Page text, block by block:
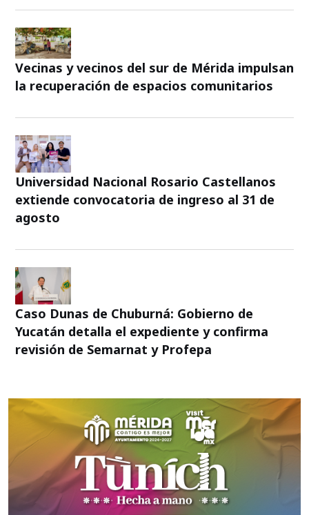
Vecinas y vecinos del sur de Mérida impulsan
la recuperación de espacios comunitarios
Universidad Nacional Rosario Castellanos
extiende convocatoria de ingreso al 31 de
agosto
Caso Dunas de Chuburná: Gobierno de
Yucatán detalla el expediente y confirma
revisión de Semarnat y Profepa